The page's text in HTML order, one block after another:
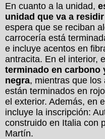
En cuanto a la unidad,
unidad que va a
espera que se reciban
carrocería está
e incluye acentos en
antracita. En el interior,
terminado en carbono
negra, mientras que los
están terminados en
el exterior. Además, en
incluye la inscripción:
construido en Italia con
Martín.